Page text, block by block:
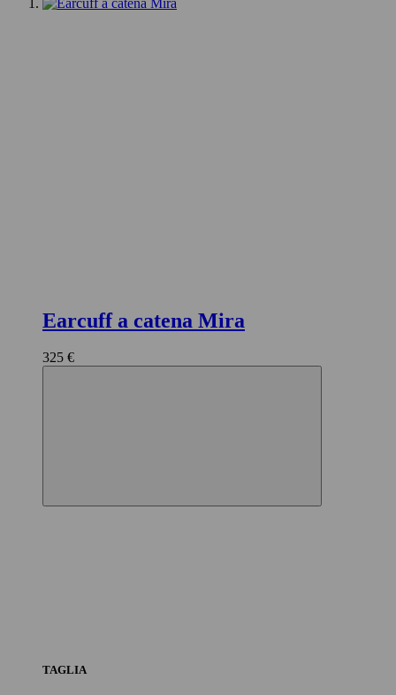
Earcuff a catena Mira
325 €
TAGLIA